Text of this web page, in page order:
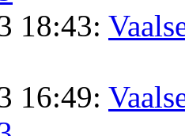
18:43:
16:49: